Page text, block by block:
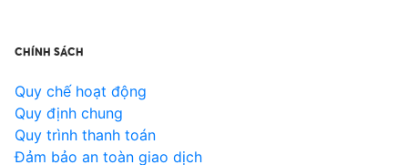
CHÍNH SÁCH
Quy chế hoạt động
Quy định chung
Quy trình thanh toán
Đảm bảo an toàn giao dịch